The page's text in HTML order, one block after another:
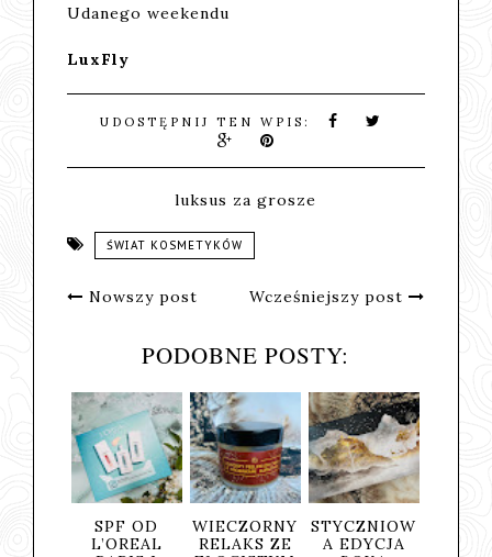
Udanego weekendu
LuxFly
UDOSTĘPNIJ TEN WPIS:
luksus za grosze
ŚWIAT KOSMETYKÓW
Nowszy post Wcześniejszy post
PODOBNE POSTY:
WIECZORNY
RELAKS ZE
STYCZNIOW
A EDYCJA
KALENDARZ
ADWENTOW